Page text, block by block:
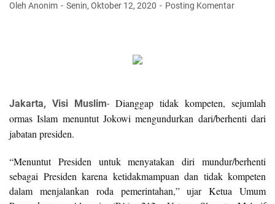
Oleh Anonim Senin, Oktober 12, 2020 Posting Komentar
Jakarta, Visi Muslim- Dianggap tidak kompeten, sejumlah
ormas Islam menuntut Jokowi mengundurkan dari/berhenti dari
jabatan presiden.
“Menuntut Presiden untuk menyatakan diri mundur/berhenti
sebagai Presiden karena ketidakmampuan dan tidak kompeten
dalam menjalankan roda pemerintahan,” ujar Ketua Umum